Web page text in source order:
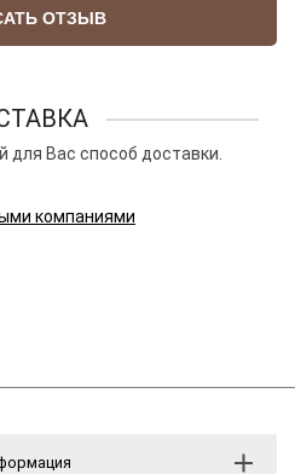
ОТЗЫВ
Вас способ доставки.
компаниями